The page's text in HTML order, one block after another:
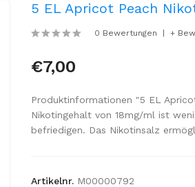
5 EL Apricot Peach
0 Bewertungen +
€7,00
Produktinformationen "5 EL
Nikotingehalt von 18mg/ml ist
befriedigen. Das Nikotinsalz
Artikelnr. M00000792